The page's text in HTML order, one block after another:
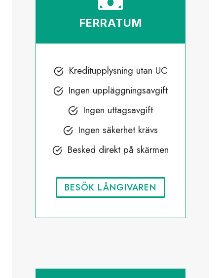
FERRATUM
Kreditupplysning utan UC
Ingen uppläggningsavgift
Ingen uttagsavgift
Ingen säkerhet krävs
Besked direkt på skärmen
BESÖK LÅNGIVAREN